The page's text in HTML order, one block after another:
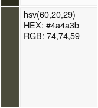
hsv(60,20,29)
HEX: #4a4a3b
RGB: 74,74,59